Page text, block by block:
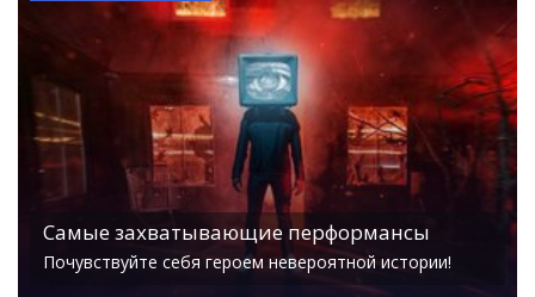
Самые захватывающие перформансы
Почувствуйте себя героем невероятной истории!